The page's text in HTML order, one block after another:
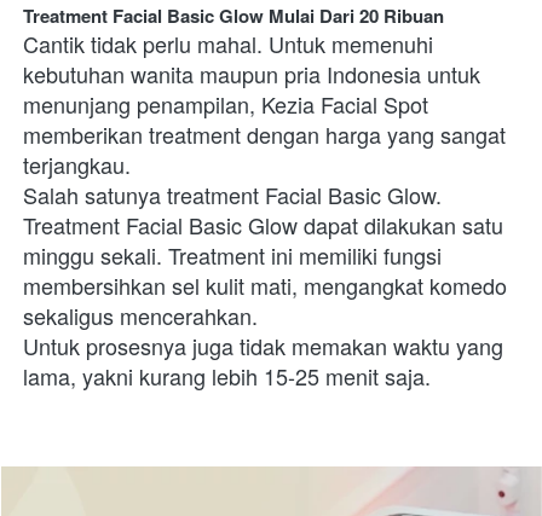
Treatment Facial Basic Glow Mulai Dari 20 Ribuan
Cantik tidak perlu mahal. Untuk memenuhi
kebutuhan wanita maupun pria Indonesia untuk
menunjang penampilan, Kezia Facial Spot
memberikan treatment dengan harga yang sangat
terjangkau.
Salah satunya treatment Facial Basic Glow.
Treatment Facial Basic Glow dapat dilakukan satu
minggu sekali. Treatment ini memiliki fungsi
membersihkan sel kulit mati, mengangkat komedo
sekaligus mencerahkan.
Untuk prosesnya juga tidak memakan waktu yang
lama, yakni kurang lebih 15-25 menit saja.